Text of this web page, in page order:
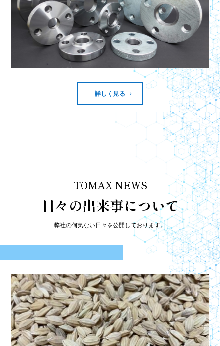
詳しく見る
TOMAX NEWS
日々の出来事について
弊社の何気ない日々を公開しております。